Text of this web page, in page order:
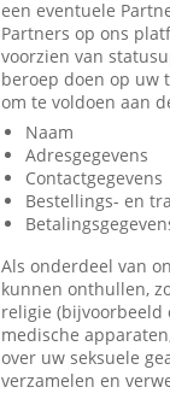
een eventuele
Partners op ons
voorzien van
beroep doen op uw
om te voldoen aan
Naam
Adresgegevens
Contactgegevens
Bestellings- en
Als onderdeel van
kunnen onthullen,
religie (bijvoorbeeld
medische
over uw seksuele
verzamelen en